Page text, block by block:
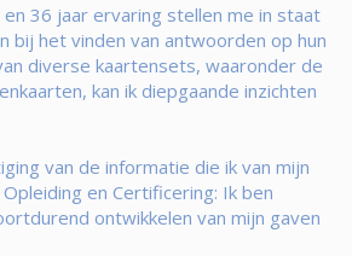
36 jaar ervaring stellen me in staat
bij het vinden van antwoorden op hun
diverse kaartensets, waaronder de
kan ik diepgaande inzichten
van de informatie die ik van mijn
en Certificering: Ik ben
ontwikkelen van mijn gaven